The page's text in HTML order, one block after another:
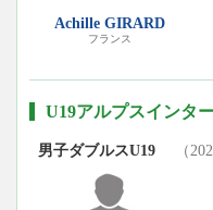
Achille GIRARD
フランス
U19アルプスインタ
男子ダブルスU19 （